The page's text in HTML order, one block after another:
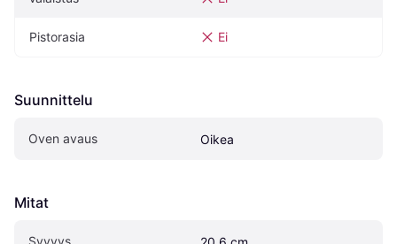
Pistorasia Ei
Suunnittelu
Oven avaus Oikea
Mitat